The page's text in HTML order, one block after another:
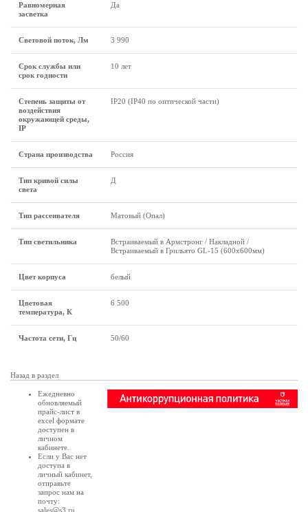
Равномерная
засветка
Да
Световой поток, Лм 3 990
Срок службы или
срок годности
10 лет
Степень защиты от
воздействия
окружающей среды,
IP
IP20 (IP40 по оптической части)
Страна производства Россия
Тип кривой силы
света
Д
Тип рассеивателя Матовый (Опал)
Тип светильника
Встраиваемый в Армстронг / Накладной /
Встраиваемый в Грильято GL-15 (600х600мм)
Цвет корпуса белый
Цветовая
температура, К
6 500
Частота сети, Гц 50/60
Назад в раздел
Ежедневно
обновляемый
прайс-лист в
excel формате
доступен в
личном
кабинете
Если у Вас нет
доступа в
личный кабинет,
отправьте
запрос нам на
почту:
sales@s3.ru